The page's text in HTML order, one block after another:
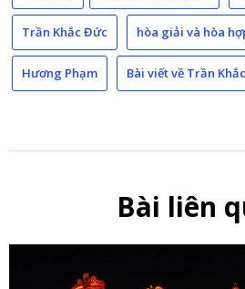
Trần Khắc Đức hòa giải và hòa
Hương Phạm Bài viết về Trần
Bài liên